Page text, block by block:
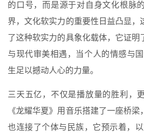
的口号，而是源于对自身文化根脉
界，文化软实力的重要性日益凸显，
了这种软实力的具象化载体，它证明
与现代审美相遇，当个人的情感与
生足以撼动人心的力量。
三天五亿，不仅是播放量的胜利，
《龙耀华夏》用音乐搭建了一座桥梁
也连接了个体与民族，它预示着，